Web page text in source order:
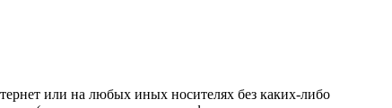
или на любых иных носителях без каких-либо